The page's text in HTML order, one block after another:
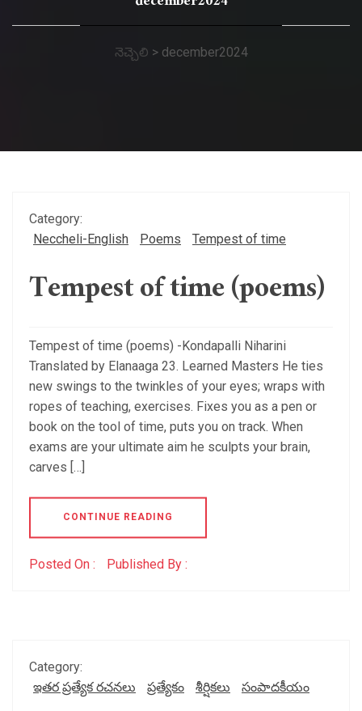
నెచ్చెలి > december2024
Category:
Neccheli-English
Poems Tempest of time
Tempest of time (poems)
Tempest of time (poems) -Kondapalli Niharini
Translated by Elanaaga 23. Learned Masters He ties
new swings to the twinkles of your eyes; wraps with
ropes of teaching, exercises. Fixes you as a pen or
book on the tool of time, puts you on track. When
exams are your ultimate aim he sculpts your brain,
carves […]
CONTINUE READING
Posted On : Published By :
Category:
ఇతర ప్రత్యేక రచనలు
ప్రత్యేకం శీర్షికలు సంపాదకీయం